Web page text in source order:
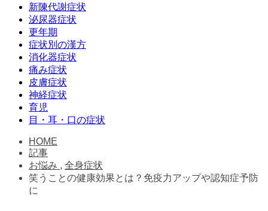
新陳代謝症状
泌尿器症状
更年期
症状別の漢方
消化器症状
痛み症状
皮膚症状
神経症状
育児
目・耳・口の症状
HOME
記事
お悩み , 全身症状
笑うことの健康効果とは？免疫力アップや認知症予防
に